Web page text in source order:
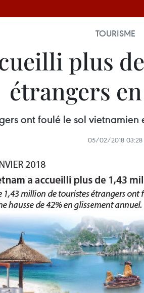
TOURISME
plus
étrangers
ont foulé le sol
05/02/2018 03:28